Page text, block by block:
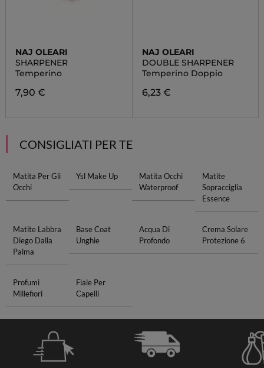
NAJ OLEARI
SHARPENER
Temperino
7,90 €
NAJ OLEARI
DOUBLE SHARPENER
Temperino Doppio
6,23 €
CONSIGLIATI PER TE
Matita Per Gli
Occhi
Ysl Make Up
Matita Occhi
Waterproof
Matite
Sopracciglia
Essence
Matite Labbra
Diego Dalla
Palma
Base Coat
Unghie
Acqua Di
Profondo
Crema Solare
Protezione 6
Profumi
Millefiori
Fiale Per
Capelli